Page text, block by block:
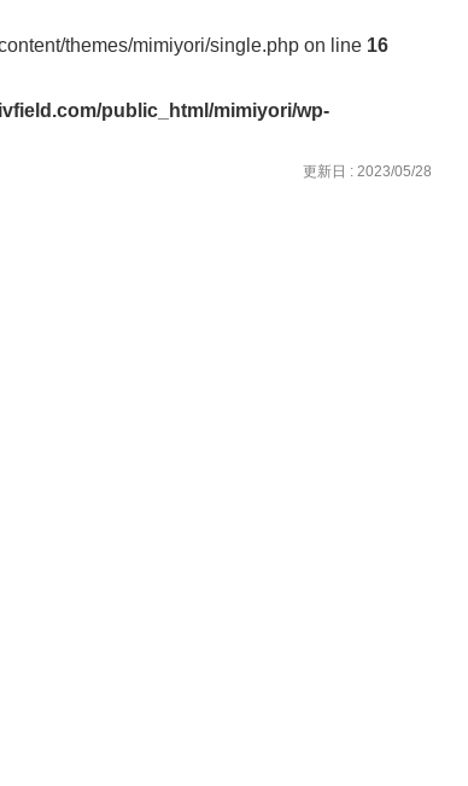
themes/mimiyori/single.php on line 16
public_html/mimiyori/wp-
更新日 : 2023/05/28